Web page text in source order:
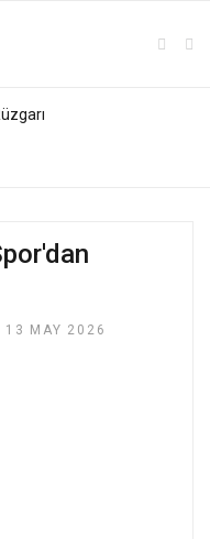
13 MAY 2026